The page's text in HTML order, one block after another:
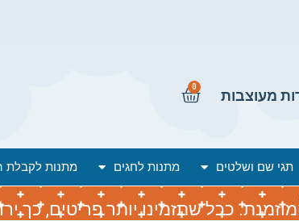
מעוצבות
0
תגי שם ושלטים מתנות לחגים מתנות לקבלת
ככל שתזמינו יותר פריטים, כך